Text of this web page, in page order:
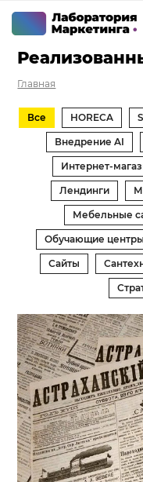
Услуги
Внедрение
Внедрение
Разработка CRM
ИИ решения для
Маркетинг «под
Разработка сайтов
Разработка чат-
Решения
Система продаж
Система продаж
Повышение
Акции
Главная
Все HORECA
Внедрение AI
Интернет-
Лендинги
Мебельные
Обучающие центры
Сайты